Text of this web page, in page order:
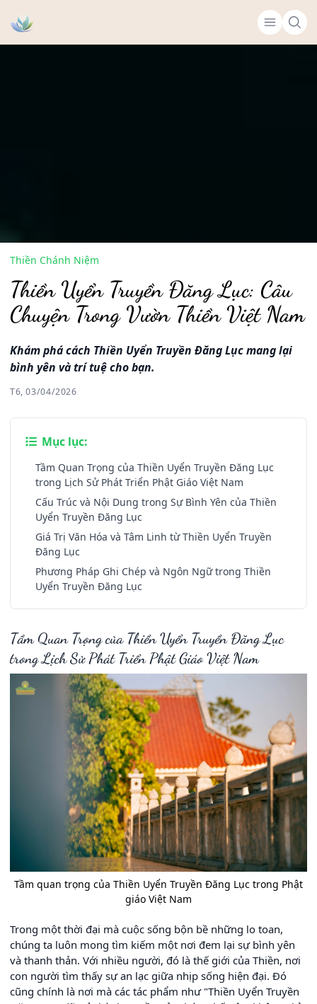
Thiền Chánh Niệm
Thiền Uyển Truyền Đăng Lục: Câu
Chuyện Trong Vườn Thiền Việt Nam
Khám phá cách Thiền Uyển Truyền Đăng Lục mang lại
bình yên và trí tuệ cho bạn.
T6, 03/04/2026
Mục lục:
Tầm Quan Trọng của Thiền Uyển Truyền Đăng Lục
trong Lịch Sử Phát Triển Phật Giáo Việt Nam
Cấu Trúc và Nội Dung trong Sự Bình Yên của Thiền
Uyển Truyền Đăng Lục
Giá Trị Văn Hóa và Tâm Linh từ Thiền Uyển Truyền
Đăng Lục
Phương Pháp Ghi Chép và Ngôn Ngữ trong Thiền
Uyển Truyền Đăng Lục
Tầm Quan Trọng của Thiền Uyển Truyền Đăng Lục
trong Lịch Sử Phát Triển Phật Giáo Việt Nam
Tầm quan trọng của Thiền Uyển Truyền Đăng Lục trong Phật
giáo Việt Nam
Trong một thời đại mà cuộc sống bộn bề những lo toan,
chúng ta luôn mong tìm kiếm một nơi đem lại sự bình yên
và thanh thản. Với nhiều người, đó là thế giới của Thiền, nơi
con người tìm thấy sự an lạc giữa nhịp sống hiện đại. Đó
cũng chính là nơi mà các tác phẩm như "Thiền Uyển Truyền